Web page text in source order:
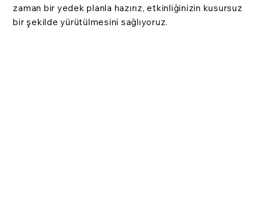
zaman bir yedek planla hazırız, etkinliğinizin kusursuz
bir şekilde yürütülmesini sağlıyoruz.